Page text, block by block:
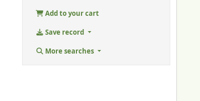
Add to your cart
Save record
More searches